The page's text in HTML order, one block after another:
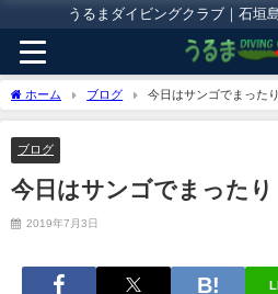
うるまダイビングクラブ｜石垣
ホーム ブログ 今日はサンゴでまったり
ブログ
今日はサンゴでまったり
2019年7月3日